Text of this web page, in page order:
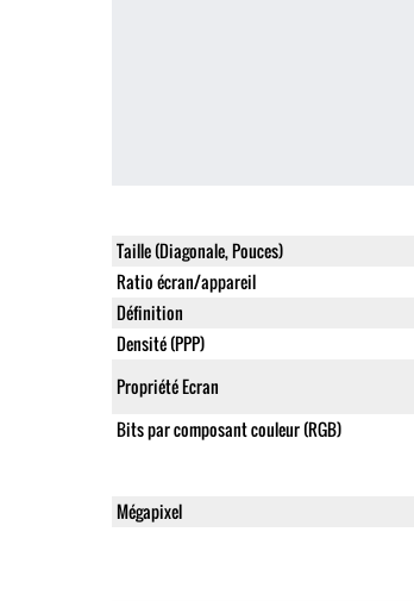
Taille (Diagonale, Pouces)
Ratio écran/appareil
Définition
Densité (PPP)
Propriété Ecran
Bits par composant couleur (RGB)
Mégapixel